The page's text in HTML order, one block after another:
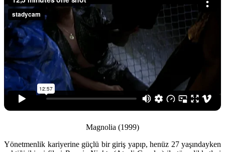
Magnolia (1999)
Yönetmenlik kariyerine güçlü bir giriş yapıp, henüz 27 yaşındayken